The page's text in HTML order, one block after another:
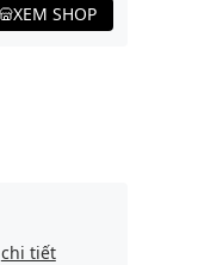
XEM SHOP
chi tiết